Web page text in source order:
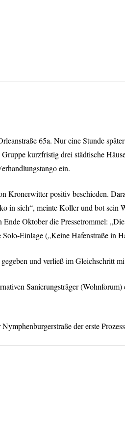
65a. Nur eine Stunde
kurzfristig drei städtische
ein.
Kronerwitter positiv beschieden.
sich“, meinte Koller und bot sein
Oktober die Pressetrommel:
Einlage („Keine Hafenstraße in
und verließ im Gleichschritt
Sanierungsträger
der erste